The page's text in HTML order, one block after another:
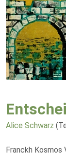
Alice Schwarz
Franckh Kosmos